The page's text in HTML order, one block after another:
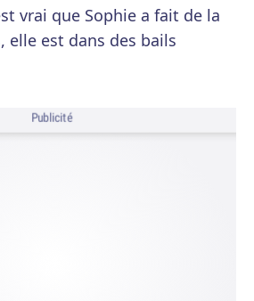
vrai que Sophie a fait de la
elle est dans des bails
Publicité